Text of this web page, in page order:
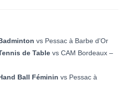
vs Pessac à Barbe d’Or
de Table vs CAM Bordeaux –
Ball Féminin vs Pessac à